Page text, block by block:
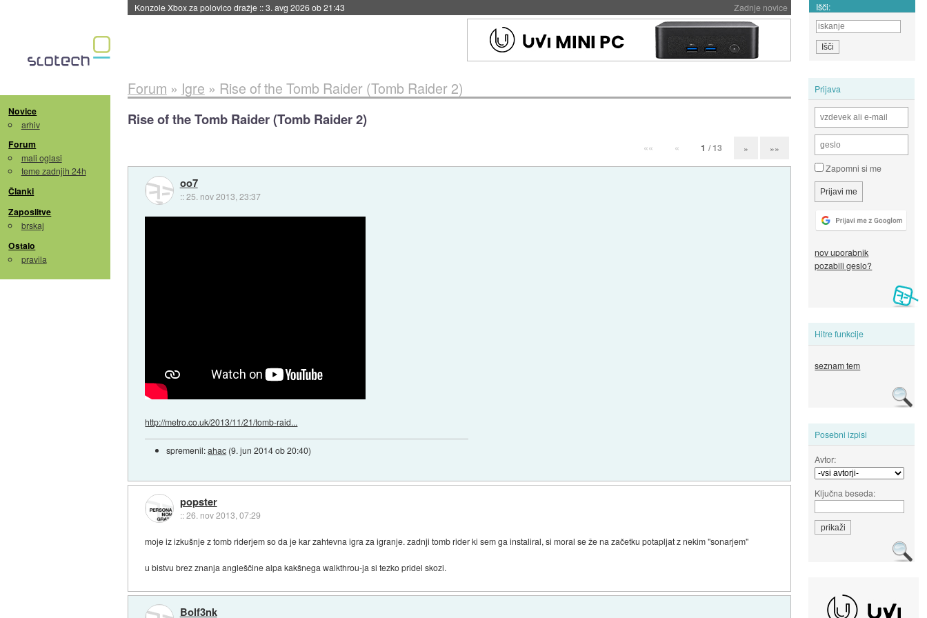
Zadnje novice
Konzole Xbox za polovico dražje ::3. avg 2026 ob 21:43 Išči:
Novice
arhiv
Forum
mali oglasi
teme zadnjih 24h
Članki
Zaposlitve
brskaj
Ostalo
pravila
Prijava
Zapomni si me
nov uporabnik
pozabili geslo?
Hitre funkcije
seznam tem
Posebni izpisi
Avtor:
Ključna beseda:
Forum » Igre » Rise of the Tomb Raider (Tomb Raider 2)
Rise of the Tomb Raider (Tomb Raider 2)
«« « 1 / 13 » »»
oo7
::25. nov 2013, 23:37
http://metro.co.uk/2013/11/21/tomb-raid...
spremenil:ahac (9. jun 2014 ob 20:40)
popster
::26. nov 2013, 07:29
moje iz izkušnje z tomb riderjem so da je kar zahtevna igra za igranje. zadnji tomb rider ki sem ga instaliral, si moral se že na začetku potapljat z nekim "sonarjem"
u bistvu brez znanja angleščine alpa kakšnega walkthrou-ja si tezko pridel skozi.
Bolf3nk